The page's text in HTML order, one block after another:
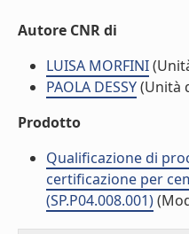
Autore CNR di
LUISA MORFINI
PAOLA DESSY(Unità
Prodotto
Qualificazione di
certificazione per
(SP.P04.008.001)